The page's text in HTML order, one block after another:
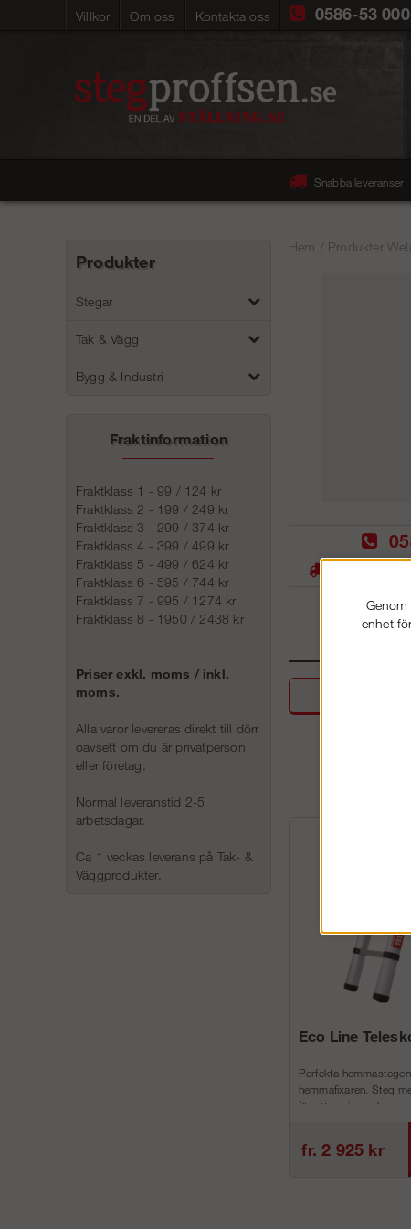
Villkor Om oss Kontakta oss 0586-53 000
Snabba leveranser
Produkter
Stegar
Tak & Vägg
Bygg & Industri
Fraktinformation
Fraktklass 1 - 99 / 124 kr
Fraktklass 2 - 199 / 249 kr
Fraktklass 3 - 299 / 374 kr
Fraktklass 4 - 399 / 499 kr
Fraktklass 5 - 499 / 624 kr
Fraktklass 6 - 595 / 744 kr
Fraktklass 7 - 995 / 1274 kr
Fraktklass 8 - 1950 / 2438 kr
Priser exkl. moms / inkl.
moms.
Alla varor levereras direkt till dörr
oavsett om du är privatperson
eller företag.
Normal leveranstid 2-5
arbetsdagar.
Ca 1 veckas leverans på Tak- &
Väggprodukter.
Hem Produkter
Eco Line
Perfekta
hemmafixaren. Steg
för att minimera h...
fr. 2 925 kr
enhet